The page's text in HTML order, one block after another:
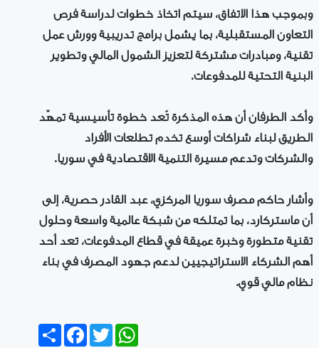
وبموجب هذا الاتفاق، سيتم اتخاذ خطوات لدراسة فرص
التعاون المستقبلية، بما يشمل برامج تدريبية وورش عمل
تقنية، ومبادرات مشتركة لتعزيز الشمول المالي وتطوير
البنية التحتية للمدفوعات.
وأكد الطرفان أن هذه المذكرة تُعد خطوة تأسيسية تمهّد
الطريق لبناء شراكات أوسع تخدم تطلعات الأفراد
والشركات وتدعم مسيرة التنمية الاقتصادية في سوريا.
وأشار حاكم مصرف سوريا المركزي، عبد القادر حصرية، إلى
أن ماستركارد، بما تمتلكه من شبكة عالمية واسعة وحلول
تقنية متطورة وخبرة عميقة في قطاع المدفوعات، تعد أحد
أهم الشركاء الاستراتيجيين لدعم جهود المصرف في بناء
نظام مالي قوي.
Share
FacebookTwitter
WhatsApp